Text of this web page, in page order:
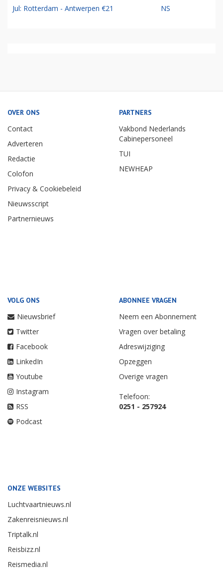
Jul: Rotterdam - Antwerpen €21 NS
OVER ONS
Contact
Adverteren
Redactie
Colofon
Privacy & Cookiebeleid
Nieuwsscript
Partnernieuws
PARTNERS
Vakbond Nederlands
Cabinepersoneel
TUI
NEWHEAP
VOLG ONS
Nieuwsbrief
Twitter
Facebook
LinkedIn
Youtube
Instagram
RSS
Podcast
ABONNEE VRAGEN
Neem een Abonnement
Vragen over betaling
Adreswijziging
Opzeggen
Overige vragen
Telefoon:
0251 - 257924
ONZE WEBSITES
Luchtvaartnieuws.nl
Zakenreisnieuws.nl
Triptalk.nl
Reisbizz.nl
Reismedia.nl